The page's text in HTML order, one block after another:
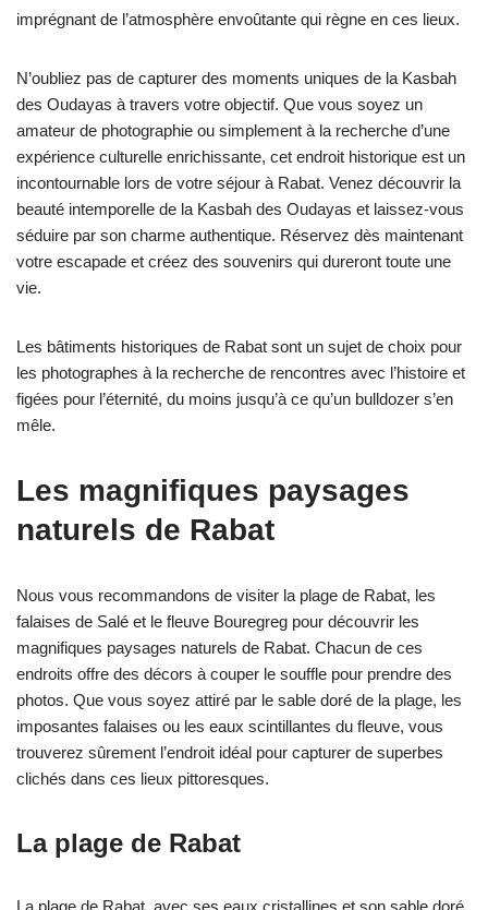
imprégnant de l’atmosphère envoûtante qui règne en ces lieux.
N’oubliez pas de capturer des moments uniques de la Kasbah
des Oudayas à travers votre objectif. Que vous soyez un
amateur de photographie ou simplement à la recherche d’une
expérience culturelle enrichissante, cet endroit historique est un
incontournable lors de votre séjour à Rabat. Venez découvrir la
beauté intemporelle de la Kasbah des Oudayas et laissez-vous
séduire par son charme authentique. Réservez dès maintenant
votre escapade et créez des souvenirs qui dureront toute une
vie.
Les bâtiments historiques de Rabat sont un sujet de choix pour
les photographes à la recherche de rencontres avec l’histoire et
figées pour l’éternité, du moins jusqu’à ce qu’un bulldozer s’en
mêle.
Les magnifiques paysages
naturels de Rabat
Nous vous recommandons de visiter la plage de Rabat, les
falaises de Salé et le fleuve Bouregreg pour découvrir les
magnifiques paysages naturels de Rabat. Chacun de ces
endroits offre des décors à couper le souffle pour prendre des
photos. Que vous soyez attiré par le sable doré de la plage, les
imposantes falaises ou les eaux scintillantes du fleuve, vous
trouverez sûrement l’endroit idéal pour capturer de superbes
clichés dans ces lieux pittoresques.
La plage de Rabat
La plage de Rabat, avec ses eaux cristallines et son sable doré,